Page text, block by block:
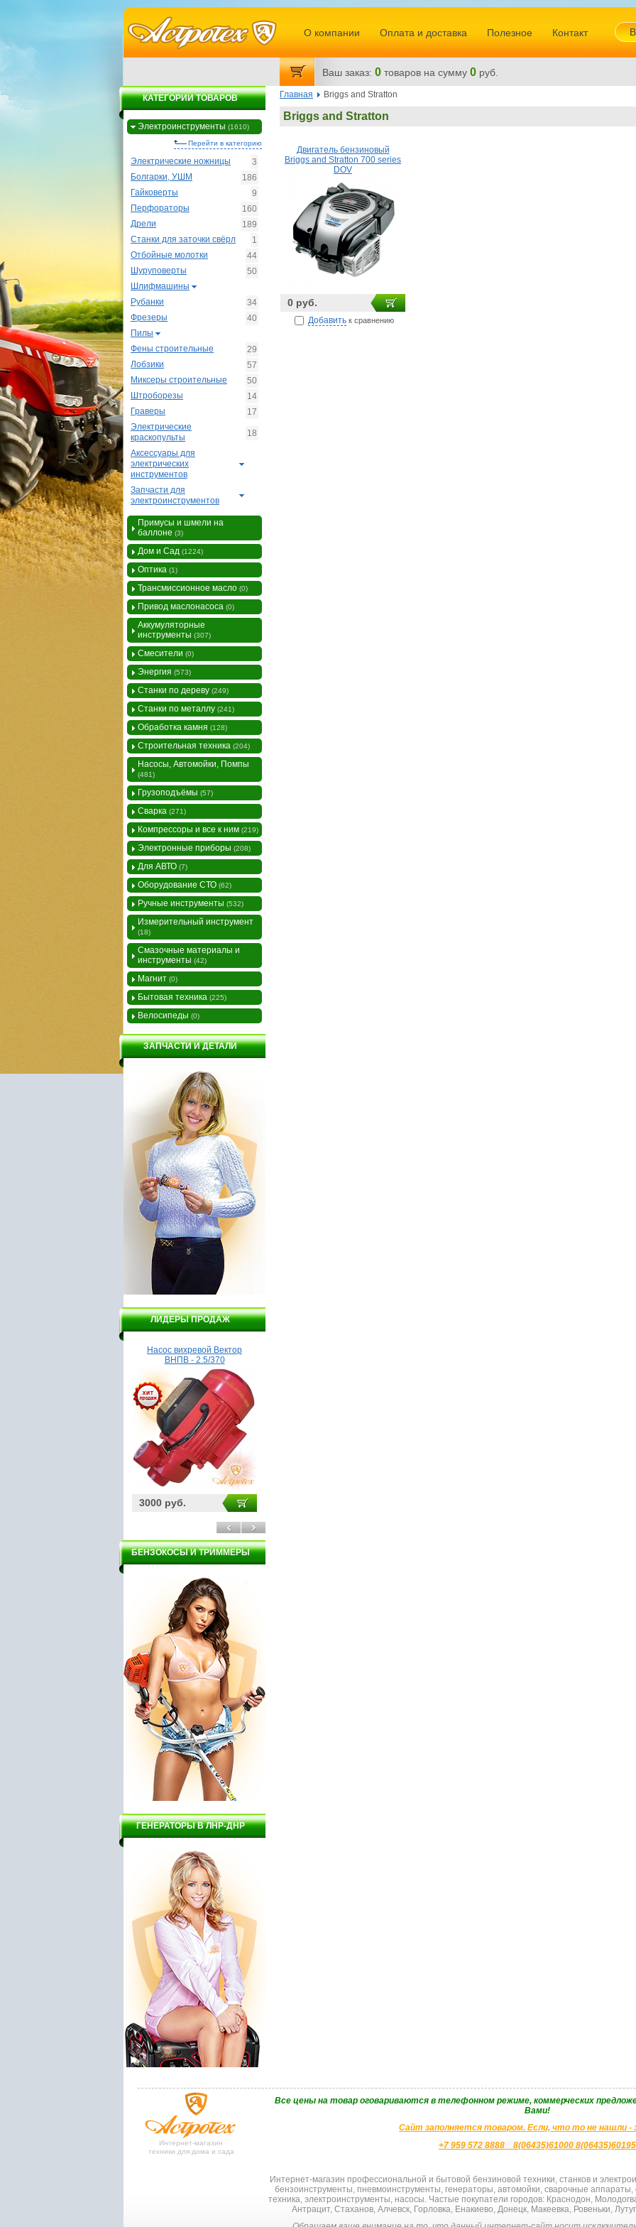
Главная Briggs and Stratton
Briggs and Stratton
Двигатель бензиновый
Briggs and Stratton 700 series
DOV
0 руб.
Добавить к сравнению
КАТЕГОРИИ ТОВАРОВ
Электроинструменты (1610)
Перейти в категорию
Электрические ножницы
3
Болгарки, УШМ
186
Гайковерты
9
Перфораторы
160
Дрели
189
Станки для заточки свёрл
1
Отбойные молотки
44
Шуруповерты
50
Шлифмашины
Рубанки
34
Фрезеры
40
Пилы
Фены строительные
29
Лобзики
57
Миксеры строительные
50
Штроборезы
14
Граверы
17
Электрические
краскопульты
18
Аксессуары для
электрических
инструментов
Запчасти для
электроинструментов
Примусы и шмели на
баллоне (3)
Дом и Сад (1224)
Оптика (1)
Трансмиссионное масло (0)
Привод маслонасоса (0)
Аккумуляторные
инструменты (307)
Смесители (0)
Энергия (573)
Станки по дереву (249)
Станки по металлу (241)
Обработка камня (128)
Строительная техника (204)
Насосы, Автомойки, Помпы
(481)
Грузоподъёмы (57)
Сварка (271)
Компрессоры и все к ним (219)
Электронные приборы (208)
Для АВТО (7)
Оборудование СТО (62)
Ручные инструменты (532)
Измерительный инструмент
(18)
Смазочные материалы и
инструменты (42)
Магнит (0)
Бытовая техника (225)
Велосипеды (0)
ЗАПЧАСТИ И ДЕТАЛИ
ЛИДЕРЫ ПРОДАЖ
Насос вихревой Вектор
ВНПВ - 2.5/370
3000 руб.
БЕНЗОКОСЫ И ТРИММЕРЫ
ГЕНЕРАТОРЫ В ЛНР-ДНР
О компании Оплата и доставка Полезное Контакт
Ваш заказ: 0 товаров на сумму 0 руб.
Интернет-магазин
техники для дома и сада
Bce цены на товар оговариваются в телефонном режиме, коммерческих
Вами!
Сайт заполняется товаром. Если, что то не нашли -
+7 959 572 8888 8(06435)61000 8(06435)60195
Интернет-магазин профессиональной и бытовой бензиновой техники, станков и
бензоинструменты, пневмоинструменты, генератoры, автомойки, сварочные
техника, электроинструменты, насосы. Частые покупатели городов: Краснодон,
Антрацит, Стаханов, Алчевск, Горловка, Енакиево, Донецк, Макеевка, Ровеньки,